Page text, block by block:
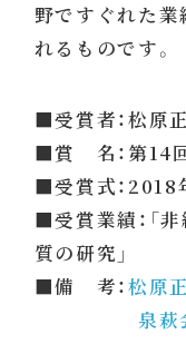
野ですぐれた
れるものです。
■受賞者：松原
■賞 名：第14
■受賞式：2018
■受賞業績：「
質の研究」
■備 考：松原
泉萩